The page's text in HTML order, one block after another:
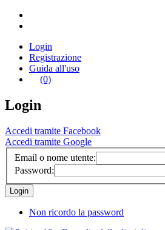
Login
Registrazione
Guida all'uso
(0)
Login
Accedi tramite Facebook
Accedi tramite Google
Email o nome utente:
Password:
Non ricordo la password